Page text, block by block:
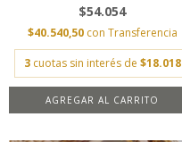
$54.054
$40.540,50 con Transferencia
3 cuotas sin interés de $18.018
AGREGAR AL CARRITO